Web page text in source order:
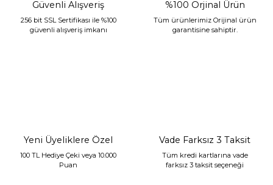
Güvenli Alışveriş
256 bit SSL Sertifikası ile %100
güvenli alışveriş imkanı
%100 Orjinal Ürün
Tüm ürünlerimiz Orijinal ürün
garantisine sahiptir.
Yeni Üyeliklere Özel
100 TL Hediye Çeki veya 10.000
Puan
Vade Farksız 3 Taksit
Tüm kredi kartlarına vade
farksız 3 taksit seçeneği